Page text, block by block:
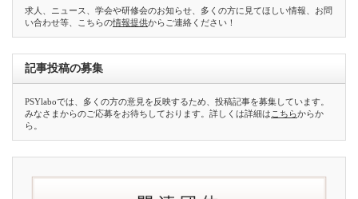
求人、ニュース、学会や研修会のお知らせ、多くの方に見てほしい情報、お問
い合わせ等、こちらの情報提供からご連絡ください！
記事投稿の募集
PSYlaboでは、多くの方の意見を反映するため、投稿記事を募集しています。
みなさまからのご応募をお待ちしております。詳しくは詳細は こちらからか
ら。